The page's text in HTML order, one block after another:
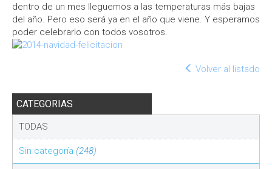
dentro de un mes lleguemos a las temperaturas más bajas
del año. Pero eso será ya en el año que viene. Y esperamos
poder celebrarlo con todos vosotros.
Volver al listado
CATEGORIAS
TODAS
Sin categoría (248)